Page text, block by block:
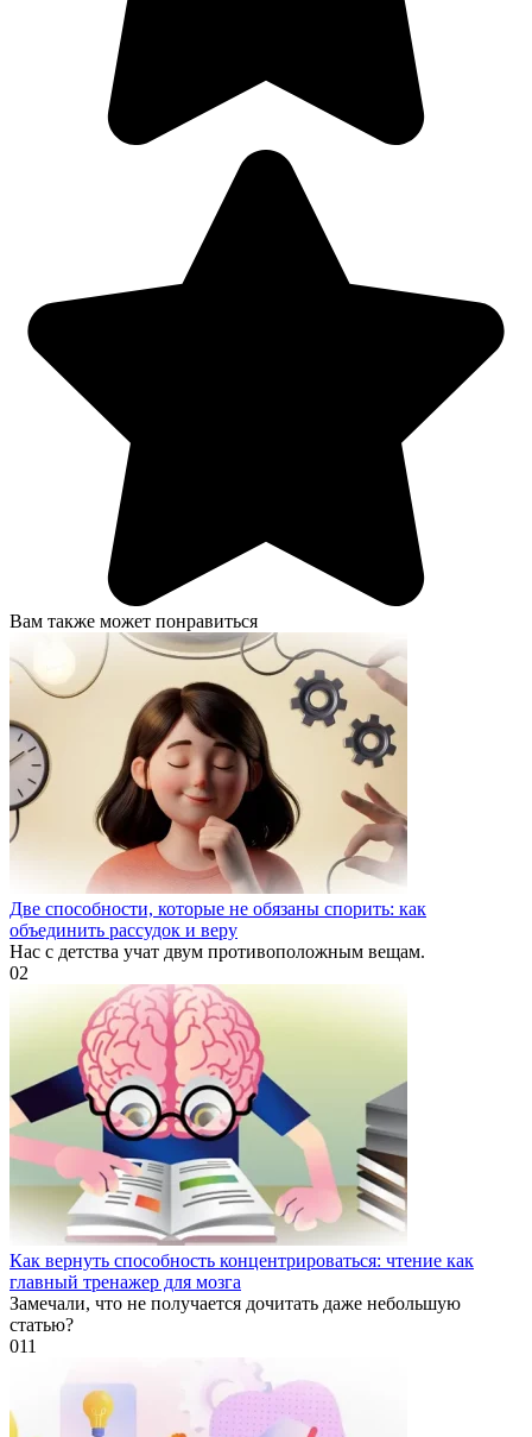
Вам также может понравиться
Две способности, которые не обязаны спорить: как
объединить рассудок и веру
Нас с детства учат двум противоположным вещам.
02
Как вернуть способность концентрироваться: чтение как
главный тренажер для мозга
Замечали, что не получается дочитать даже небольшую
статью?
011